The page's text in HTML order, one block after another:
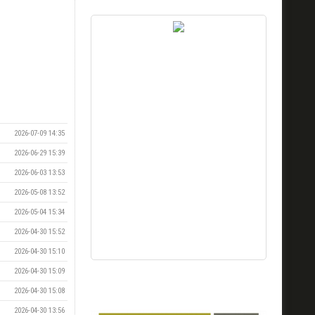
2026-07-09 14:35
2026-06-29 15:39
2026-06-03 13:53
2026-05-08 13:52
2026-05-04 15:34
2026-04-30 15:52
2026-04-30 15:10
2026-04-30 15:09
2026-04-30 15:08
2026-04-30 13:56